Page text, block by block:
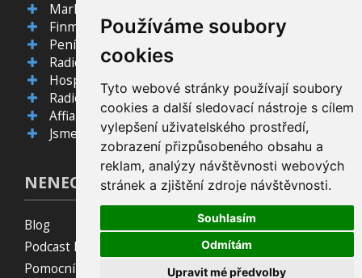
Používáme soubory
cookies
Tyto webové stránky používají soubory
cookies a další sledovací nástroje s cílem
vylepšení uživatelského prostředí,
zobrazení přizpůsobeného obsahu a
reklam, analýzy návštěvnosti webových
stránek a zjištění zdroje návštěvnosti.
Souhlasím
Odmítám
Upravit mé předvolby
Marketing sales media
Finmag
Peníze.cz
Radio Proglas
Hospodářské noviny
Radio Proglas
Affial.com
JsmeÚspěšní.cz
NENECHTE SI TO UJÍT!
Blog
Podcast Pijavice
Pomocník do prohlížeče